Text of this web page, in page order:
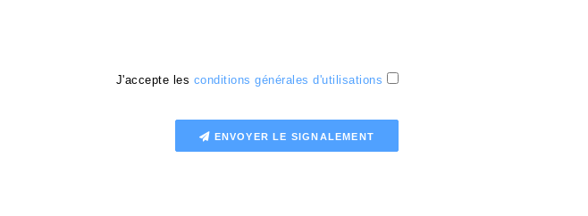
J'accepte les conditions générales d'utilisations
ENVOYER LE SIGNALEMENT